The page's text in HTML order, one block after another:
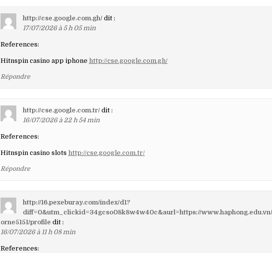
http://cse.google.com.gh/ dit :
17/07/2026 à 5 h 05 min
References:
Hitnspin casino app iphone http://cse.google.com.gh/
Répondre
http://cse.google.com.tr/ dit :
16/07/2026 à 22 h 54 min
References:
Hitnspin casino slots http://cse.google.com.tr/
Répondre
http://16.pexeburay.com/index/d1?
diff=0&utm_clickid=34gcso08k8w4w40c&aurl=https://
orne5151/profile dit :
16/07/2026 à 11 h 08 min
References: